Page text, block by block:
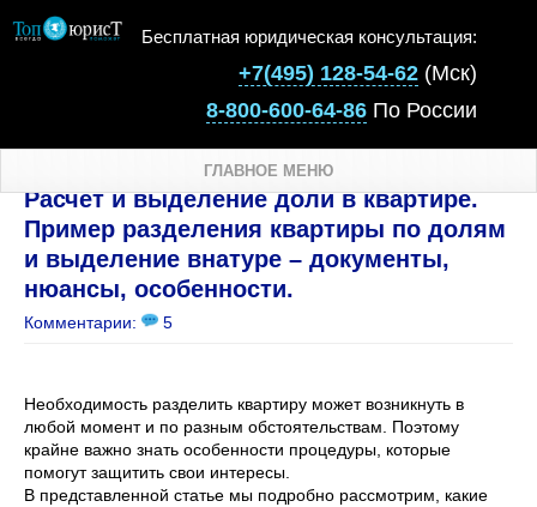
Бесплатная юридическая консультация:
+7(495) 128-54-62 (Мск)
8-800-600-64-86 По России
ГЛАВНОЕ МЕНЮ
Расчет и выделение доли в квартире.
Пример разделения квартиры по долям
и выделение внатуре – документы,
нюансы, особенности.
Комментарии: 5
Необходимость разделить квартиру может возникнуть в
любой момент и по разным обстоятельствам. Поэтому
крайне важно знать особенности процедуры, которые
помогут защитить свои интересы.
В представленной статье мы подробно рассмотрим, какие